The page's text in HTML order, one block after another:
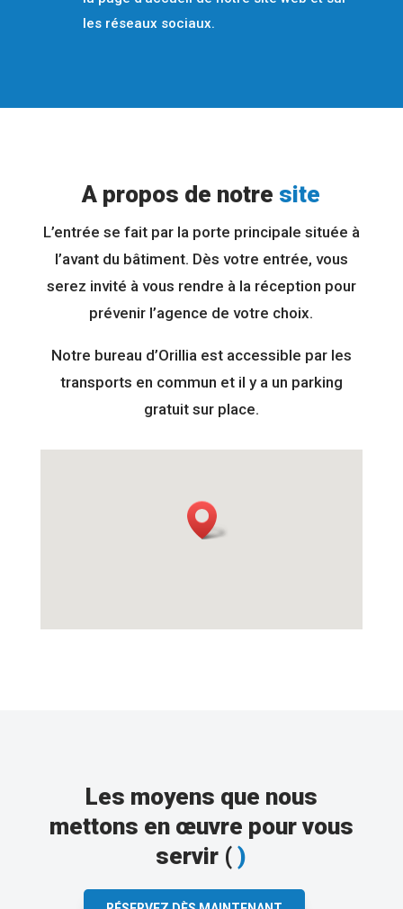
les réseaux sociaux.
A propos de notre site
L’entrée se fait par la porte principale située à
l’avant du bâtiment. Dès votre entrée, vous
serez invité à vous rendre à la réception pour
prévenir l’agence de votre choix.
Notre bureau d’Orillia est accessible par les
transports en commun et il y a un parking
gratuit sur place.
Les moyens que nous
mettons en œuvre pour vous
servir ()